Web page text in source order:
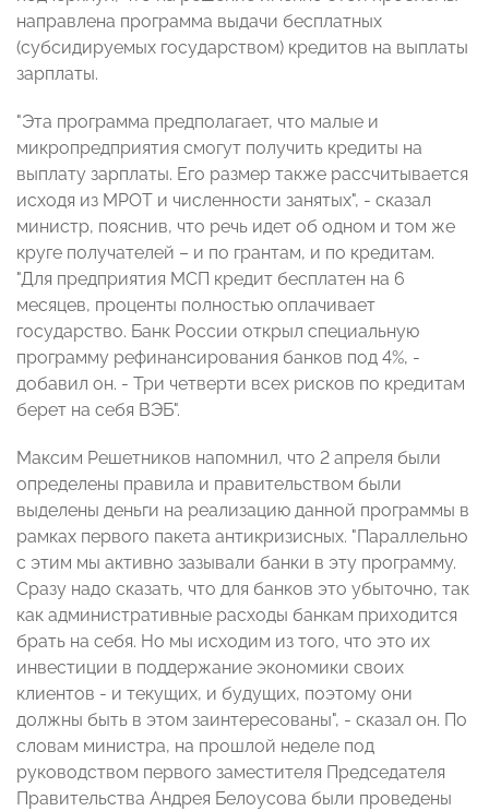
направлена программа выдачи бесплатных
(субсидируемых государством) кредитов на выплаты
зарплаты.
"Эта программа предполагает, что малые и
микропредприятия смогут получить кредиты на
выплату зарплаты. Его размер также рассчитывается
исходя из МРОТ и численности занятых", - сказал
министр, пояснив, что речь идет об одном и том же
круге получателей – и по грантам, и по кредитам.
"Для предприятия МСП кредит бесплатен на 6
месяцев, проценты полностью оплачивает
государство. Банк России открыл специальную
программу рефинансирования банков под 4%, -
добавил он. - Три четверти всех рисков по кредитам
берет на себя ВЭБ".
Максим Решетников напомнил, что 2 апреля были
определены правила и правительством были
выделены деньги на реализацию данной программы в
рамках первого пакета антикризисных. "Параллельно
с этим мы активно зазывали банки в эту программу.
Сразу надо сказать, что для банков это убыточно, так
как административные расходы банкам приходится
брать на себя. Но мы исходим из того, что это их
инвестиции в поддержание экономики своих
клиентов - и текущих, и будущих, поэтому они
должны быть в этом заинтересованы", - сказал он. По
словам министра, на прошлой неделе под
руководством первого заместителя Председателя
Правительства Андрея Белоусова были проведены